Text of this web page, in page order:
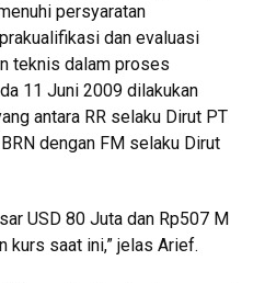
persyaratan
dan evaluasi
teknis dalam proses
11 Juni 2009 dilakukan
antara RR selaku Dirut PT
dengan FM selaku Dirut
USD 80 Juta dan Rp507 M
kurs saat ini,” jelas Arief.